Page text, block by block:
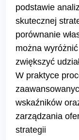
podstawie
skutecznej
porównanie
można
zwiększyć
W praktyce
wskaźników
zarządzania
strategii